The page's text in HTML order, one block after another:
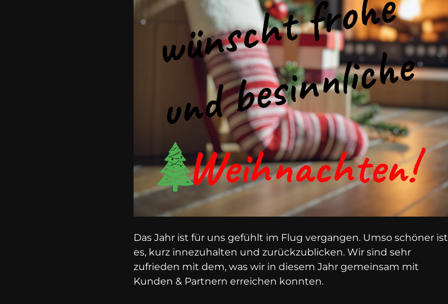
Das Jahr ist für uns gefühlt im Flug vergangen. Umso schöner ist
es, kurz innezuhalten und zurückzublicken. Wir sind sehr
zufrieden mit dem, was wir in diesem Jahr gemeinsam mit
Kunden & Partnern erreichen konnten.